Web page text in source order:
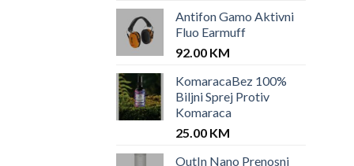
Antifon Gamo Aktivni
Fluo Earmuff
92.00 KM
KomaracaBez 100%
Biljni Sprej Protiv
Komaraca
25.00 KM
OutIn Nano Prenosni